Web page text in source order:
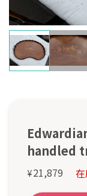
handled
¥21,879